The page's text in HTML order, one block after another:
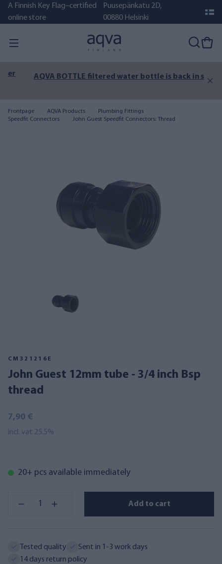
A Finnish Key Flag–certified
online store
Puusepänkatu 2D,
00880 Helsinki
AQVA BOTTLE filtered water bottle is back in stock!
Frontpage AQVA Products
Plumbing Fittings
Speedfit Connectors
John Guest Speedfit Connectors: Thread
CM321216E
John Guest 12mm tube - 3/4 inch Bsp
thread
7,90 €
incl. vat 25.5%
20+ pcs available immediately
Add to cart
Tested quality
Sent in 1-3 work days
14 days return policy